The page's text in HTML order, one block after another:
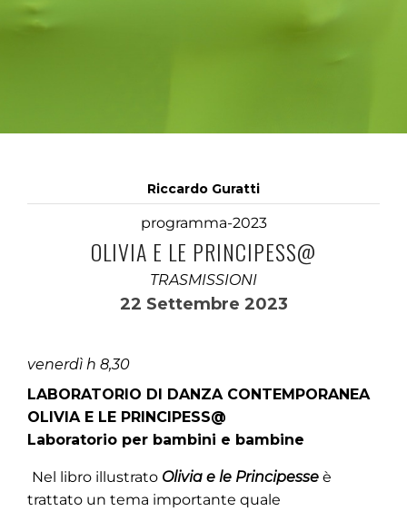
Riccardo Guratti
programma-2023
OLIVIA E LE PRINCIPESS@
TRASMISSIONI
22 Settembre 2023
venerdì h 8,30
LABORATORIO DI DANZA CONTEMPORANEA
OLIVIA E LE PRINCIPESS@
Laboratorio per bambini e bambine
Nel libro illustrato Olivia e le Principesse è
trattato un tema importante quale